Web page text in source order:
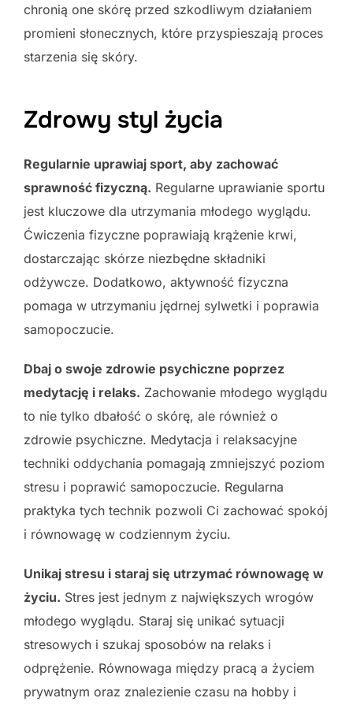
chronią one skórę przed szkodliwym działaniem
promieni słonecznych, które przyspieszają proces
starzenia się skóry.
Zdrowy styl życia
Regularnie uprawiaj sport, aby zachować
sprawność fizyczną. Regularne uprawianie sportu
jest kluczowe dla utrzymania młodego wyglądu.
Ćwiczenia fizyczne poprawiają krążenie krwi,
dostarczając skórze niezbędne składniki
odżywcze. Dodatkowo, aktywność fizyczna
pomaga w utrzymaniu jędrnej sylwetki i poprawia
samopoczucie.
Dbaj o swoje zdrowie psychiczne poprzez
medytację i relaks. Zachowanie młodego wyglądu
to nie tylko dbałość o skórę, ale również o
zdrowie psychiczne. Medytacja i relaksacyjne
techniki oddychania pomagają zmniejszyć poziom
stresu i poprawić samopoczucie. Regularna
praktyka tych technik pozwoli Ci zachować spokój
i równowagę w codziennym życiu.
Unikaj stresu i staraj się utrzymać równowagę w
życiu. Stres jest jednym z największych wrogów
młodego wyglądu. Staraj się unikać sytuacji
stresowych i szukaj sposobów na relaks i
odprężenie. Równowaga między pracą a życiem
prywatnym oraz znalezienie czasu na hobby i